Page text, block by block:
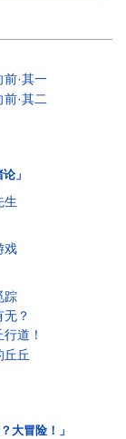
前·其一
·其二
」
生
戏
踪
无？
道！
丘丘
大冒险！」